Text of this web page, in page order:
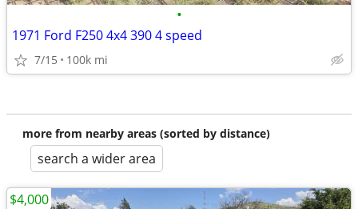
•
1971 Ford F250 4x4 390 4 speed
7/15 100k mi
more from nearby areas (sorted by distance)
search a wider area
$4,000